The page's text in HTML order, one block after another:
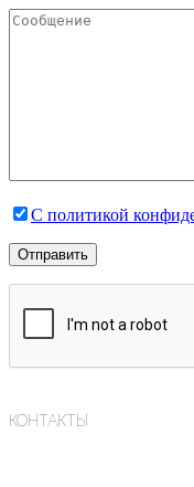
С политикой
КОНТАКТЫ